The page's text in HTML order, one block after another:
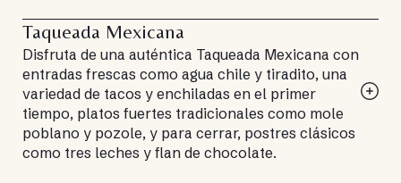
Taqueada Mexicana
Disfruta de una auténtica Taqueada Mexicana con
entradas frescas como agua chile y tiradito, una
variedad de tacos y enchiladas en el primer
tiempo, platos fuertes tradicionales como mole
poblano y pozole, y para cerrar, postres clásicos
como tres leches y flan de chocolate.